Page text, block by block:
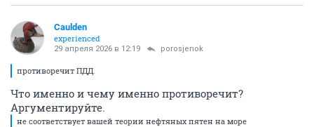
Caulden
experienced
29 апреля 2026 в 12:19 porosjenok
противоречит ПДД.
Что именно и чему именно противоречит?
Аргументируйте.
не соответствует вашей теории нефтяных пятен на море